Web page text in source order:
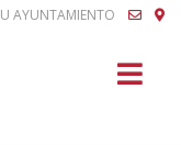
AYUNTAMIENTO